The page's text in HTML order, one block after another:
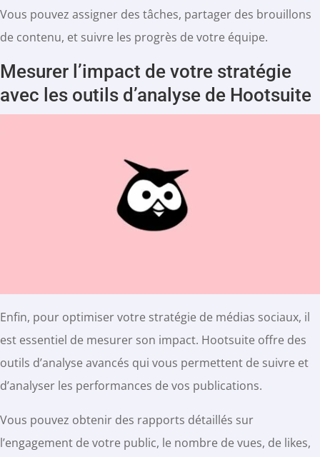
Vous pouvez assigner des tâches, partager des brouillons
de contenu, et suivre les progrès de votre équipe.
Mesurer l’impact de votre stratégie
avec les outils d’analyse de Hootsuite
Enfin, pour optimiser votre stratégie de médias sociaux, il
est essentiel de mesurer son impact. Hootsuite offre des
outils d’analyse avancés qui vous permettent de suivre et
d’analyser les performances de vos publications.
Vous pouvez obtenir des rapports détaillés sur
l’engagement de votre public, le nombre de vues, de likes,